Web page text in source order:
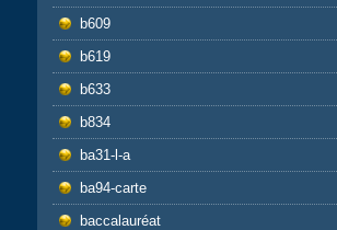
b609
b619
b633
b834
ba31-l-a
ba94-carte
baccalauréat